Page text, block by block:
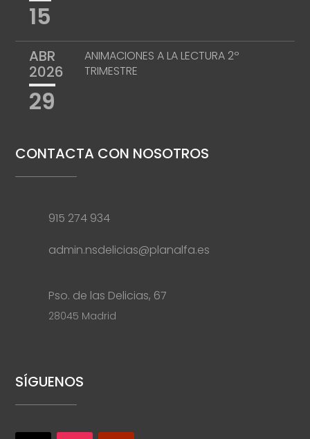
15
ABR
2026
29
ANIMACIONES A LA LECTURA 2º
TRIMESTRE
CONTACTA CON NOSOTROS
915 274 934
admin.nsdelicias@planalfa.es
Pso. de las Delicias, 67
28045 Madrid
SÍGUENOS